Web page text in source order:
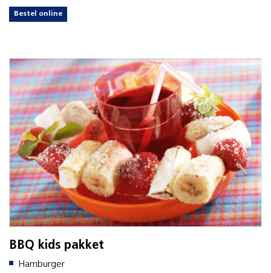
Bestel online
BBQ kids pakket
Hamburger